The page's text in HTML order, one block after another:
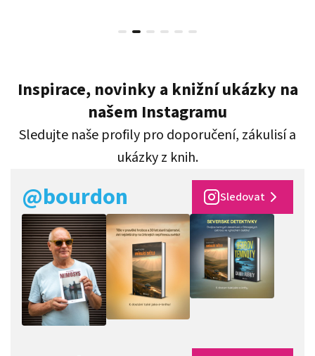
Inspirace, novinky a knižní ukázky na
našem Instagramu
Sledujte naše profily pro doporučení, zákulisí a
ukázky z knih.
@bourdon Sledovat